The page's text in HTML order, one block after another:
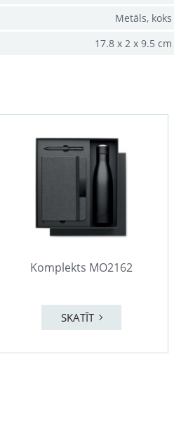
Metāls, koks
17.8 x 2 x 9.5 cm
Komplekts MO2162
SKATĪT